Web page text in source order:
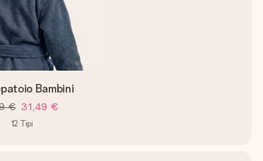
Bambini
€ 31,49 €
12 Tipi